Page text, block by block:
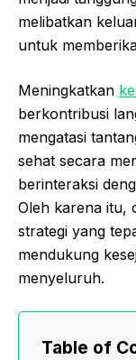
melibatkan
untuk
Meningkatkan
berkontribusi
mengatasi
sehat secara
berinteraksi
Oleh karena itu,
strategi yang
mendukung
menyeluruh.
Table of